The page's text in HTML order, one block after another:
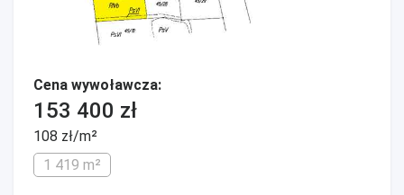
Cena wywoławcza:
153 400 zł
108 zł/m²
1 419 m²